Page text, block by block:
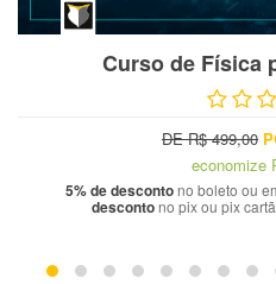
Curso de Física
DE R$ 499,00
economize
5% de descontono boleto ou
descontono pix ou pix